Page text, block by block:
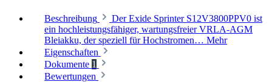
Beschreibung
Der Exide Sprinter S12V3800PPV0 ist
ein hochleistungsfähiger, wartungsfreier VRLA-AGM
Bleiakku, der speziell für Hochstromen… Mehr
Eigenschaften
Dokumente 1
Bewertungen